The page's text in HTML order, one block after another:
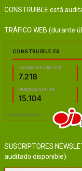
CONSTRUIBLE está
TRÁFICO WEB (durante
SUSCRIPTORES
auditado disponible):